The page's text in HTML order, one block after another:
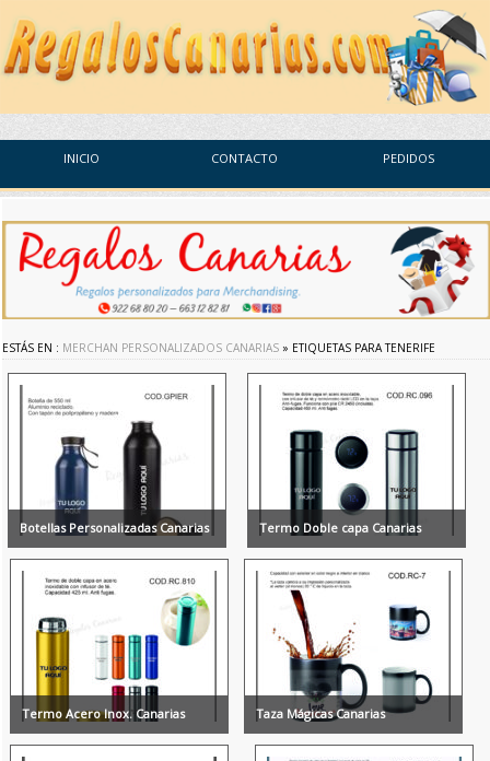
INICIO CONTACTO PEDIDOS
ESTÁS EN : MERCHAN PERSONALIZADOS CANARIAS » ETIQUETAS PARA TENERIFE
Botellas Personalizadas Canarias Termo Doble capa Canarias
Termo Acero Inox. Canarias Taza Mágicas Canarias